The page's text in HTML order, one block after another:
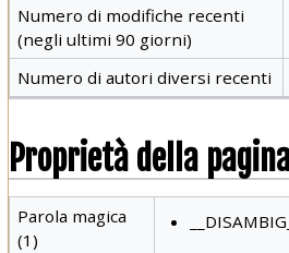
Numero di modifiche recenti
(negli ultimi 90 giorni)
Numero di autori diversi recenti
Proprietà della
Parola magica
(1)